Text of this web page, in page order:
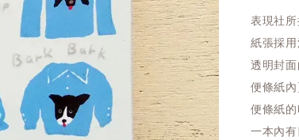
表現社
紙張採用
透明封面
便條紙內
便條紙的
一本內